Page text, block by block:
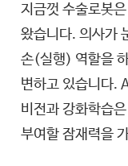
지금껏 수술로봇은
왔습니다. 의사가
손(실행) 역할을
변하고 있습니다.
비전과 강화학습은
부여할 잠재력을